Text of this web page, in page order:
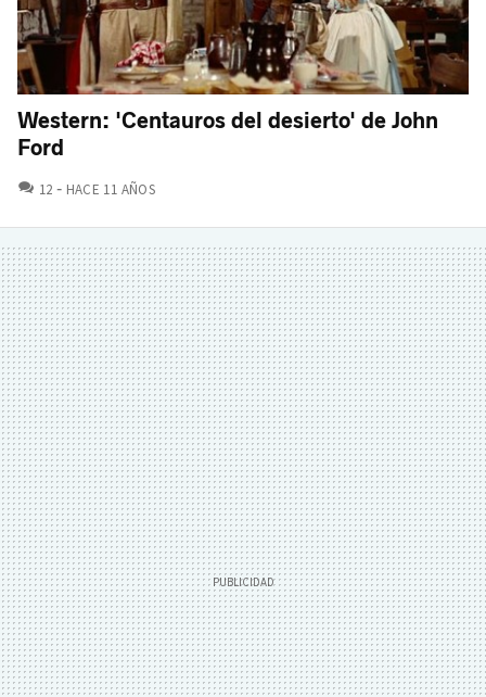
Western: 'Centauros del desierto' de John
Ford
12 COMENTARIOS
HACE 11 AÑOS